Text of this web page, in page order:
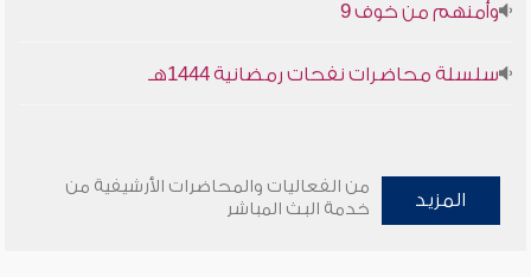
وأمنهم من خوف 9
سلسلة محاضرات نفحات رمضانية 1444هـ
المزيد
من الفعاليات والمحاضرات الأرشيفية من
خدمة البث المباشر